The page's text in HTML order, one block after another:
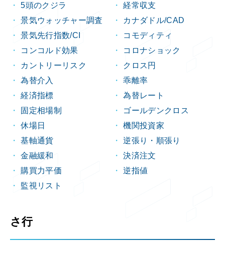
5頭のクジラ
経常収支
景気ウォッチャー調査
カナダドル/CAD
景気先行指数/CI
コモディティ
コンコルド効果
コロナショック
カントリーリスク
クロス円
為替介入
乖離率
経済指標
為替レート
固定相場制
ゴールデンクロス
休場日
機関投資家
基軸通貨
逆張り・順張り
金融緩和
決済注文
購買力平価
逆指値
監視リスト
さ行